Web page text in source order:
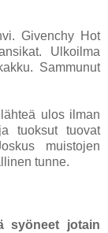
Givenchy Hot
Ulkoilma
Sammunut
ulos ilman
tuoksut tuovat
muistojen
tunne.
syöneet jotain